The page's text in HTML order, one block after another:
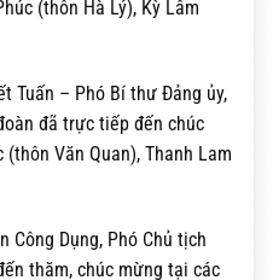
(thôn Hà Lý), Kỳ Lâm
Tuấn – Phó Bí thư Đảng ủy,
đã trực tiếp đến chúc
Văn Quan), Thanh Lam
Công Dụng, Phó Chủ tịch
thăm, chúc mừng tại các